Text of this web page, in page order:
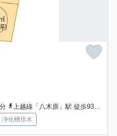
上越線「八木原」駅 徒歩93分
浄化槽排水